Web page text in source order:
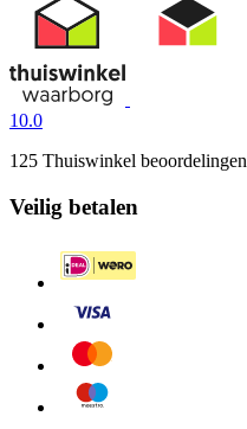
10.0
125 Thuiswinkel beoordelingen
Veilig betalen